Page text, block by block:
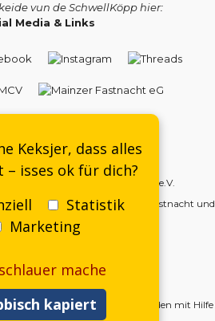
vun de SchwellKöpp hier:
Media & Links
-Impressum -Mitgliedsantrag
Träscher Club Mainz e.V.
SchwellKoppträscher, Fastnacht und
Inhalte aufschwellkopp.de wurden mit Hilfe
und redaktionell geprüft.
Keksjer, dass alles
– isses ok für dich?
Statistik
Marketing
mache
kapiert